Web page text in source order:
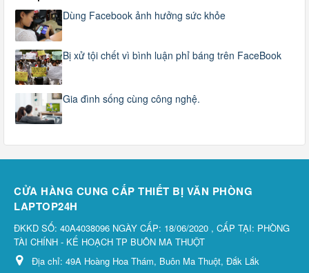
Dùng Facebook ảnh hưởng sức khỏe
Bị xử tội chết vì bình luận phỉ báng trên FaceBook
Gia đình sống cùng công nghệ.
CỬA HÀNG CUNG CẤP THIẾT BỊ VĂN PHÒNG
LAPTOP24H
ĐKKD SỐ: 40A4038096 NGÀY CẤP: 18/06/2020 , CẤP TẠI: PHÒNG
TÀI CHÍNH - KẾ HOẠCH TP BUÔN MA THUỘT
Địa chỉ: 49A Hoàng Hoa Thám, Buôn Ma Thuột, Đắk Lắk